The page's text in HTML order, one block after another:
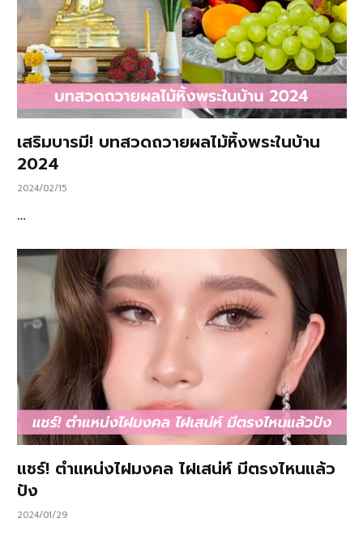
เสริมบารมี! บทสวดถวายผลไม้หิ้งพระในบ้าน
2024
2024/02/15
…
แชร์! ตำแหน่งไฝมงคล ไฝเสน่ห์ มีตรงไหนแล้ว
ปัง
2024/01/29